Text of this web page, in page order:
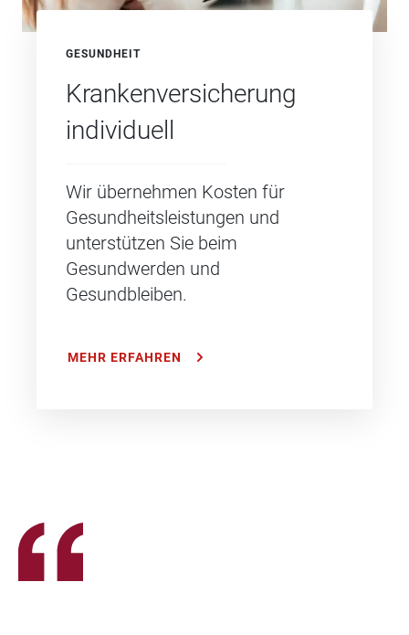
GESUNDHEIT
Krankenversicherung
individuell
Wir übernehmen Kosten für
Gesundheitsleistungen und
unterstützen Sie beim
Gesundwerden und
Gesundbleiben.
MEHR ERFAHREN